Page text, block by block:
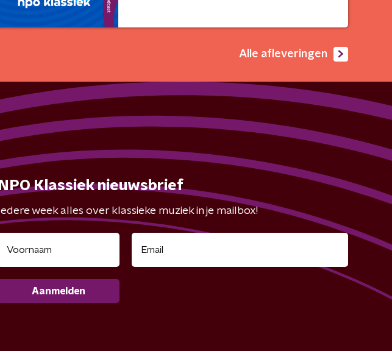
Alle afleveringen
NPO Klassiek nieuwsbrief
Iedere week alles over klassieke muziek in je mailbox!
Aanmelden